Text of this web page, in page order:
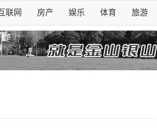
联网 房产 娱乐 体育 旅游